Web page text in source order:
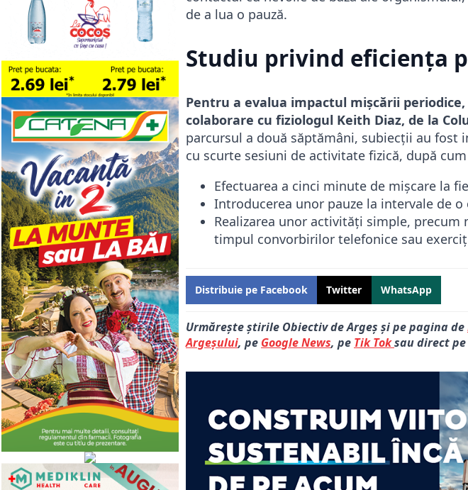
de a lua o pauză.
Studiu privind eficiența
Pentru a evalua impactul mișcării
colaborare cu fiziologul Keith Diaz, de la
parcursul a două săptămâni, subiecții au fost
cu scurte sesiuni de activitate fizică, după
Efectuarea a cinci minute de mișcare la
Introducerea unor pauze la intervale de o
Realizarea unor activități simple,
timpul convorbirilor telefonice sau
Distribuie pe Facebook Twitter WhatsApp
Urmărește știrile Obiectiv de Argeș și pe pagina de
Argeșului, pe Google News, pe Tik Toksau direct